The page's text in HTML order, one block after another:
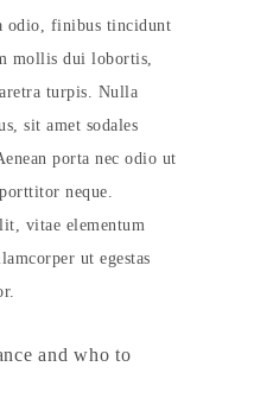
odio, finibus tincidunt
mollis dui lobortis,
turpis. Nulla
sit amet sodales
porta nec odio ut
neque.
vitae elementum
ut egestas
and who to